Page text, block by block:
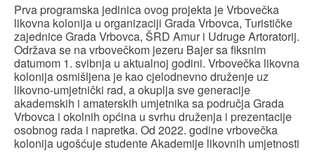
Prva programska jedinica ovog projekta je Vrbovečka
likovna kolonija u organizaciji Grada Vrbovca, Turističke
zajednice Grada Vrbovca, ŠRD Amur i Udruge Artoratorij.
Održava se na vrbovečkom jezeru Bajer sa fiksnim
datumom 1. svibnja u aktualnoj godini. Vrbovečka likovna
kolonija osmišljena je kao cjelodnevno druženje uz
likovno-umjetnički rad, a okuplja sve generacije
akademskih i amaterskih umjetnika sa područja Grada
Vrbovca i okolnih općina u svrhu druženja i prezentacije
osobnog rada i napretka. Od 2022. godine vrbovečka
kolonija ugošćuje studente Akademije likovnih umjetnosti